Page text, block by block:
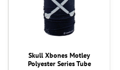
Skull Xbones Motley
Polyester Series Tube